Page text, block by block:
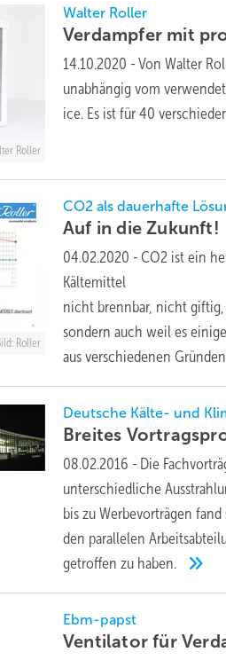
Roller
Walter Roller
Verdampfer mit
14.10.2020 - Von Walter
unabhängig vom
ice. Es ist für 40
Roller
CO2 als dauerhafte
Auf in dieZukunft!
04.02.2020 - CO2 ist ein
Kältemittel
nicht brennbar, nicht
sondern auch weil es
aus verschiedenen
Deutsche Kälte- und
Breites
08.02.2016 - Die
unterschiedliche
bis zu Werbevorträgen
den parallelen
getroffen zu haben.
Ebm-papst
Ventilator für